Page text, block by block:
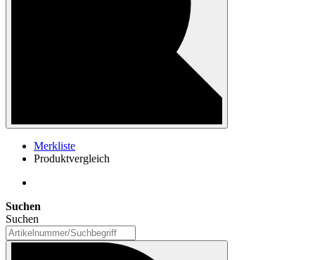
Merkliste
Produktvergleich
Suchen
Suchen